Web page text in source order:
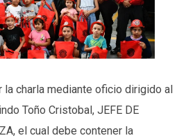
la charla mediante oficio dirigido al
Toño Cristobal, JEFE DE
el cual debe contener la